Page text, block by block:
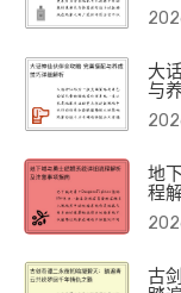
大
与
地
程
古